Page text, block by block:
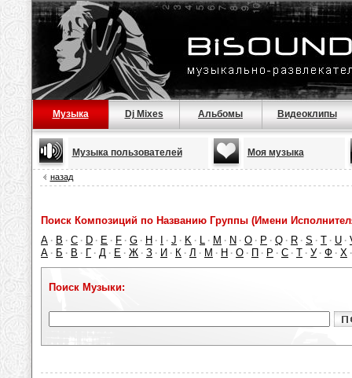
Музыка Dj Mixes Альбомы Видеоклипы
Музыка пользователей Моя музыка
назад
Поиск Композиций по Названию Группы (Имени
A · B · C · D · E · F · G · H · · J · K · L · M · N · O · P · Q · R · S · T · U ·
А · Б · В · Г · Д · Е · Ж · З · И · К · Л · М · Н · О · П · Р · С · Т · У · Ф · Х
Поиск Музыки: